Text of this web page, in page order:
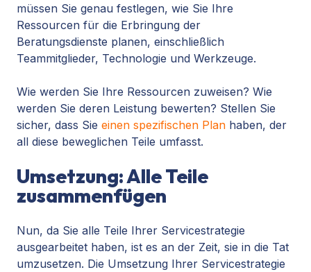
müssen Sie genau festlegen, wie Sie Ihre
Ressourcen für die Erbringung der
Beratungsdienste planen, einschließlich
Teammitglieder, Technologie und Werkzeuge.
Wie werden Sie Ihre Ressourcen zuweisen? Wie
werden Sie deren Leistung bewerten? Stellen Sie
sicher, dass Sie einen spezifischen Plan haben, der
all diese beweglichen Teile umfasst.
Umsetzung: Alle Teile
zusammenfügen
Nun, da Sie alle Teile Ihrer Servicestrategie
ausgearbeitet haben, ist es an der Zeit, sie in die Tat
umzusetzen. Die Umsetzung Ihrer Servicestrategie